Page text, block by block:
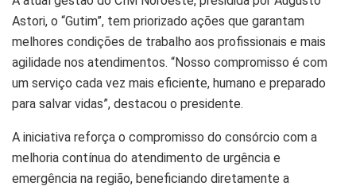
Astori, o “Gutim”, tem priorizado ações que garantam
melhores condições de trabalho aos profissionais e mais
agilidade nos atendimentos. “Nosso compromisso é com
um serviço cada vez mais eficiente, humano e preparado
para salvar vidas”, destacou o presidente.
A iniciativa reforça o compromisso do consórcio com a
melhoria contínua do atendimento de urgência e
emergência na região, beneficiando diretamente a